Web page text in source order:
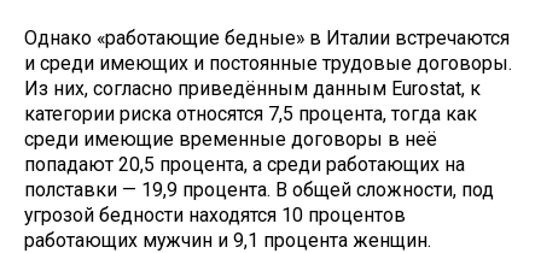
Однако «работающие бедные» в Италии встречаются
и среди имеющих и постоянные трудовые договоры.
Из них, согласно приведённым данным Eurostat, к
категории риска относятся 7,5 процента, тогда как
среди имеющие временные договоры в неё
попадают 20,5 процента, а среди работающих на
полставки — 19,9 процента. В общей сложности, под
угрозой бедности находятся 10 процентов
работающих мужчин и 9,1 процента женщин.